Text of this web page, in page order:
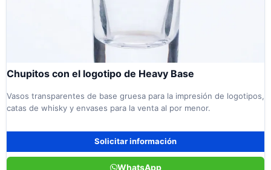
Chupitos con el logotipo de Heavy Base
Vasos transparentes de base gruesa para la impresión de logotipos,
catas de whisky y envases para la venta al por menor.
Solicitar información
WhatsApp